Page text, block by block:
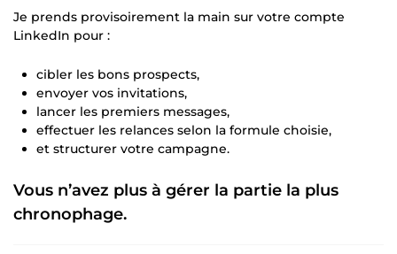
Je prends provisoirement la main sur votre compte
LinkedIn pour :
cibler les bons prospects,
envoyer vos invitations,
lancer les premiers messages,
effectuer les relances selon la formule choisie,
et structurer votre campagne.
Vous n’avez plus à gérer la partie la plus
chronophage.